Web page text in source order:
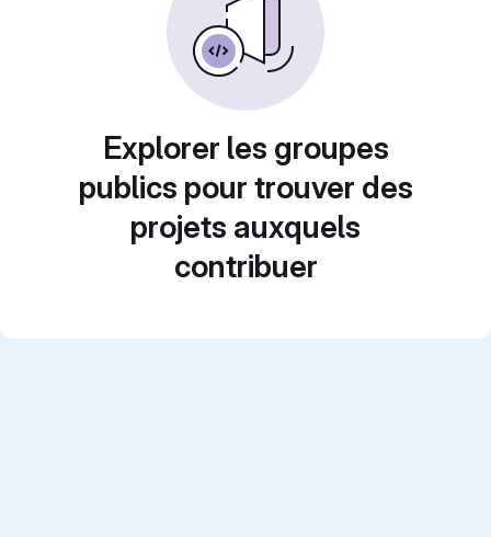
Explorer les groupes
publics pour trouver des
projets auxquels
contribuer